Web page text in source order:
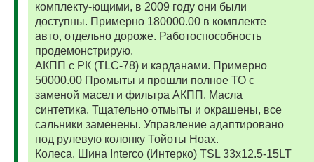
комплекту-ющими, в 2009 году они были
доступны. Примерно 180000.00 в комплекте
авто, отдельно дороже. Работоспособность
продемонстрирую.
АКПП с РК (TLC-78) и карданами. Примерно
50000.00 Промыты и прошли полное ТО с
заменой масел и фильтра АКПП. Масла
синтетика. Тщательно отмыты и окрашены, все
сальники заменены. Управление адаптировано
под рулевую колонку Тойоты Ноах.
Колеса. Шина Interco (Интерко) TSL 33x12.5-15LT